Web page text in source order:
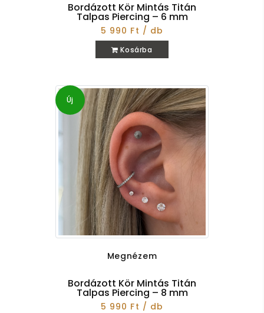
Bordázott Kör Mintás Titán
Talpas Piercing – 6 mm
5 990 Ft / db
Kosárba
Új
Megnézem
Bordázott Kör Mintás Titán
Talpas Piercing – 8 mm
5 990 Ft / db